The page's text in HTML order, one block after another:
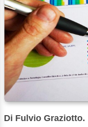
Di Fulvio Graziotto.